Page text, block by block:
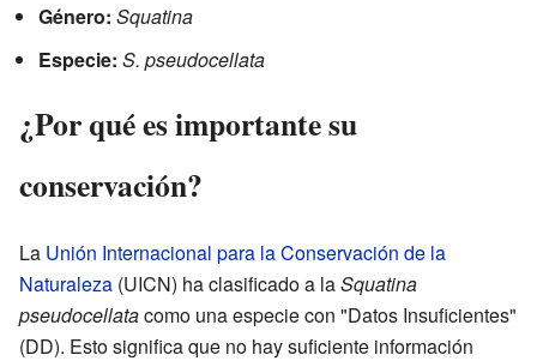
Género: Squatina
Especie: S. pseudocellata
¿Por qué es importante su
conservación?
La Unión Internacional para la Conservación de la
Naturaleza (UICN) ha clasificado a laSquatina
pseudocellatacomo una especie con "Datos Insuficientes"
(DD). Esto significa que no hay suficiente información